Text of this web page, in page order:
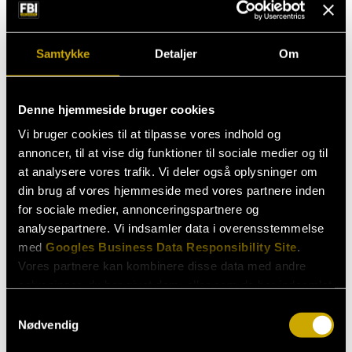
Samtykke Detaljer Om
Denne hjemmeside bruger cookies
Vi bruger cookies til at tilpasse vores indhold og
annoncer, til at vise dig funktioner til sociale medier og til
at analysere vores trafik. Vi deler også oplysninger om
din brug af vores hjemmeside med vores partnere inden
for sociale medier, annonceringspartnere og
analysepartnere. Vi indsamler data i overensstemmelse
med Googles Business Data Responsibility Site.
Vores partnere kan kombinere disse data med andre
Nødvendig
Henvendelser